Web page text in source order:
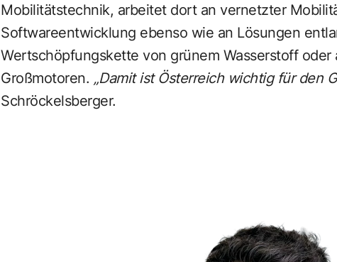
Mobilitätstechnik, arbeitet dort an vernetzter
Softwareentwicklung ebenso wie an Lösungen
Wertschöpfungskette von grünem Wasserstoff
Großmotoren. „Damit ist Österreich wichtig für den
Schröckelsberger.